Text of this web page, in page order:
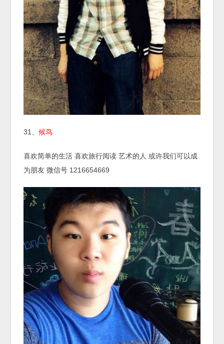
31、候鸟
喜欢简单的生活 喜欢旅行阅读 艺术的人 或许我们可以成
为朋友 微信号 1216654669